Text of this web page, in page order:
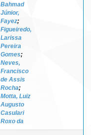
Bahmad
Júnior,
Fayez;
Figueiredo,
Larissa
Pereira
Gomes;
Neves,
Francisco
de Assis
Rocha;
Motta, Luiz
Augusto
Casulari
Roxo da